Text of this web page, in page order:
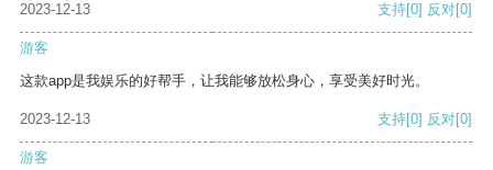
2023-12-13
支持[0] 反对[0]
游客
这款app是我娱乐的好帮手，让我能够放松身心，享受美好时光。
2023-12-13 支持[0] 反对[0]
游客